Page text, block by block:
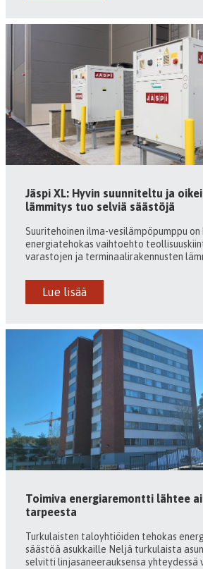
Jäspi XL: Hyvin suunniteltu ja
lämmitys tuo selviä säästöjä
Suuritehoinen ilma-vesilämpöpumppu
energiatehokas vaihtoehto
varastojen ja terminaalirakennusten
Lue lisää
Toimiva energiaremontti lähtee
tarpeesta
Turkulaisten taloyhtiöiden tehokas
säästöä asukkaille Neljä turkulaista
selvitti linjasaneerauksensa yhteydessä